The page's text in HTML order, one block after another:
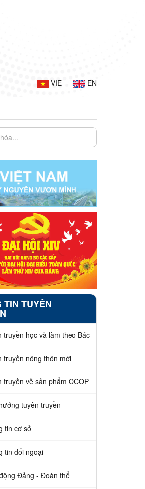
VIE EN
TIN TUYÊN
truyền học và làm theo Bác
truyền nông thôn mới
truyền về sản phẩm OCOP
tuyên truyền
tin cơ sở
tin đối ngoại
Đảng - Đoàn thể